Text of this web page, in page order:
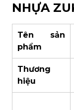
NHỰA
Tên sản
phẩm
Thương
hiệu